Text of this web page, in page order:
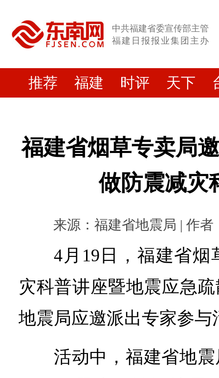
中共福建省委宣传部主管
福建日报报业集团主办
推荐 福建 时评 天下
福建省烟草专卖局
做防震减灾
来源：福建省地震局 | 作者
4月19日，福建省
灾科普讲座暨地震应急
地震局应邀派出专家参与
活动中，福建省地